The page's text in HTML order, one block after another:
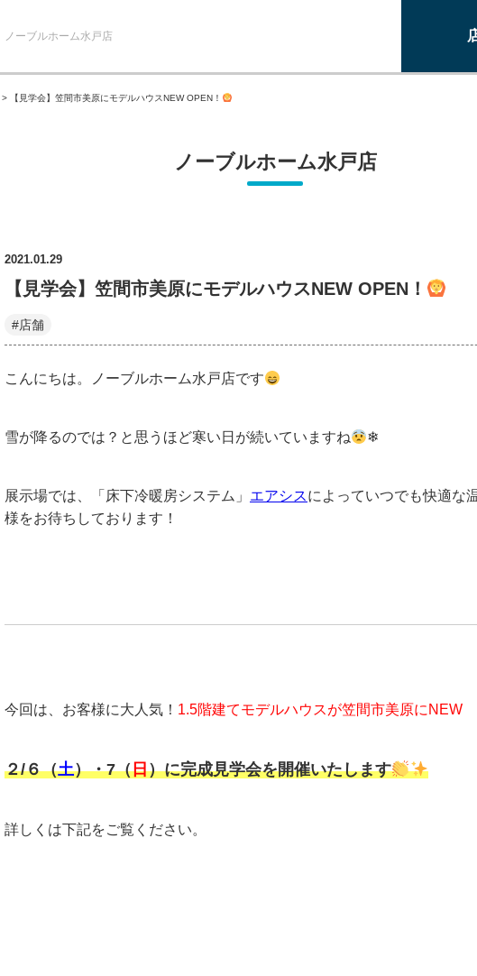
ノーブルホーム水戸店
> 【見学会】笠間市美原にモデルハウスNEW OPEN！
ノーブルホーム水戸店
2021.01.29
【見学会】笠間市美原にモデルハウスNEW OPEN！
#店舗
こんにちは。ノーブルホーム水戸店です
雪が降るのでは？と思うほど寒い日が続いていますね ❄
展示場では、「床下冷暖房システム」 エアシスによっていつでも快適な
様をお待ちしております！
今回は、お客様に大人気！ 1.5階建てモデルハウスが笠間市美原にNEW
２/６（土）・7（日）に完成見学会を開催いたします
詳しくは下記をご覧ください。